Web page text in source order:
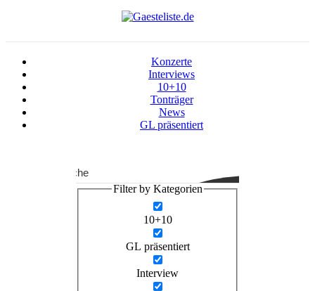
Konzerte
Interviews
10+10
Tonträger
News
GL präsentiert
Suche
Filter by Kategorien
10+10
GL präsentiert
Interview